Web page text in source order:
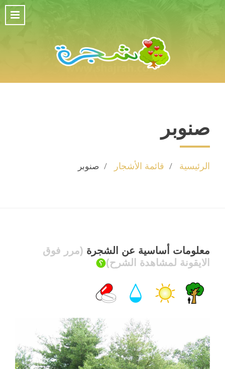
صنوبر
الرئيسية قائمة الأشجار صنوبر
معلومات أساسية عن الشجرة (مرر فوق
الايقونة لمشاهدة الشرح)